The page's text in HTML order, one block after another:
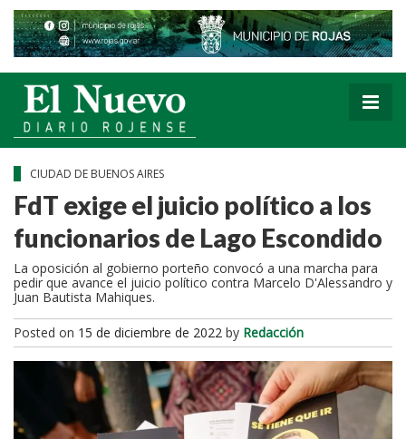
CIUDAD DE BUENOS AIRES
FdT exige el juicio político a los
funcionarios de Lago Escondido
La oposición al gobierno porteño convocó a una marcha para
pedir que avance el juicio político contra Marcelo D'Alessandro y
Juan Bautista Mahiques.
Posted on 15 de diciembre de 2022 by Redacción